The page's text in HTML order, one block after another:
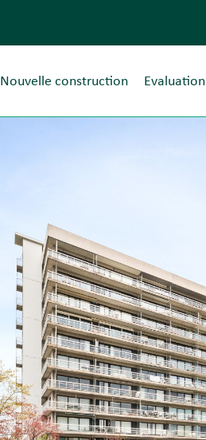
Nouvelle construction Evaluation